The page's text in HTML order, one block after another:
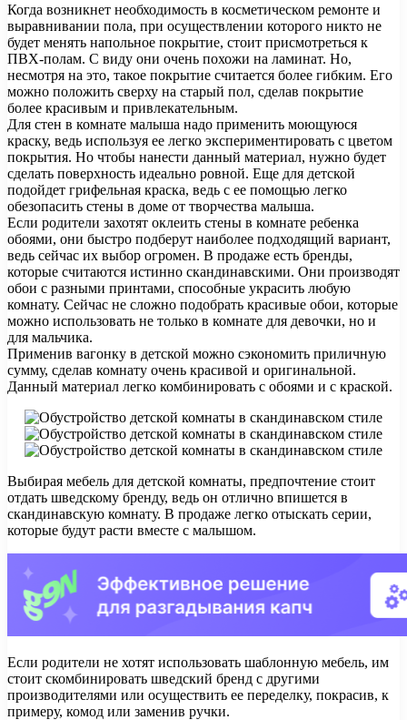
Когда возникнет необходимость в косметическом ремонте и
выравнивании пола, при осуществлении которого никто не
будет менять напольное покрытие, стоит присмотреться к
ПВХ-полам. С виду они очень похожи на ламинат. Но,
несмотря на это, такое покрытие считается более гибким. Его
можно положить сверху на старый пол, сделав покрытие
более красивым и привлекательным.
Для стен в комнате малыша надо применить моющуюся
краску, ведь используя ее легко экспериментировать с цветом
покрытия. Но чтобы нанести данный материал, нужно будет
сделать поверхность идеально ровной. Еще для детской
подойдет грифельная краска, ведь с ее помощью легко
обезопасить стены в доме от творчества малыша.
Если родители захотят оклеить стены в комнате ребенка
обоями, они быстро подберут наиболее подходящий вариант,
ведь сейчас их выбор огромен. В продаже есть бренды,
которые считаются истинно скандинавскими. Они производят
обои с разными принтами, способные украсить любую
комнату. Сейчас не сложно подобрать красивые обои, которые
можно использовать не только в комнате для девочки, но и
для мальчика.
Применив вагонку в детской можно сэкономить приличную
сумму, сделав комнату очень красивой и оригинальной.
Данный материал легко комбинировать с обоями и с краской.
Выбирая мебель для детской комнаты, предпочтение стоит
отдать шведскому бренду, ведь он отлично впишется в
скандинавскую комнату. В продаже легко отыскать серии,
которые будут расти вместе с малышом.
Если родители не хотят использовать шаблонную мебель, им
стоит скомбинировать шведский бренд с другими
производителями или осуществить ее переделку, покрасив, к
примеру, комод или заменив ручки.